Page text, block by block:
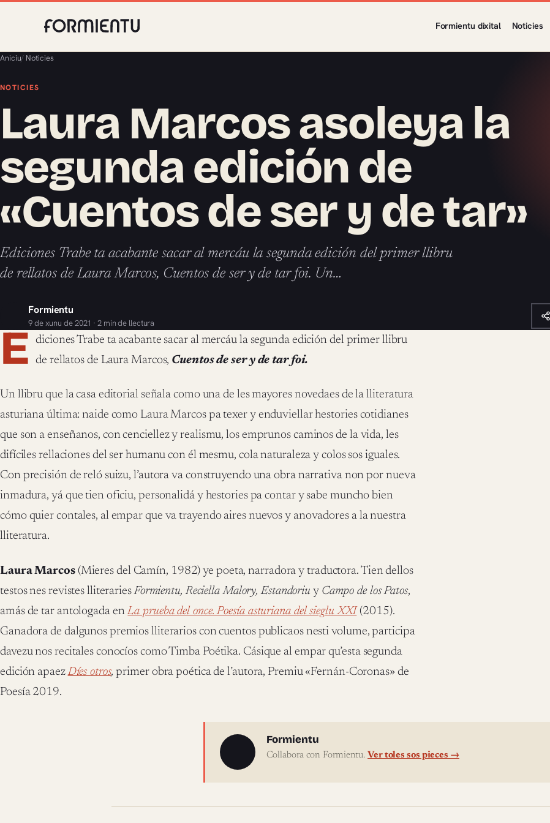
Formientu dixital Noticies
Aniciu/ Noticies
NOTICIES
Laura Marcos asoleya la
segunda edición de
«Cuentos de ser y de tar»
Ediciones Trabe ta acabante sacar al mercáu la segunda edición del primer llibru
de rellatos de Laura Marcos, Cuentos de ser y de tar foi. Un…
Formientu
9 de xunu de 2021 · 2 min de llectura
E diciones Trabe ta acabante sacar al mercáu la segunda edición del primer llibru
de rellatos de Laura Marcos, Cuentos de ser y de tar foi.
Un llibru que la casa editorial señala como una de les mayores novedaes de la lliteratura
asturiana última: naide como Laura Marcos pa texer y enduviellar hestories cotidianes
que son a enseñanos, con cenciellez y realismu, los emprunos caminos de la vida, les
difíciles rellaciones del ser humanu con él mesmu, cola naturaleza y colos sos iguales.
Con precisión de reló suizu, l’autora va construyendo una obra narrativa non por nueva
inmadura, yá que tien oficiu, personalidá y hestories pa contar y sabe muncho bien
cómo quier contales, al empar que va trayendo aires nuevos y anovadores a la nuestra
lliteratura.
Laura Marcos(Mieres del Camín, 1982) ye poeta, narradora y traductora. Tien dellos
testos nes revistes lliterariesFormientu, Reciella Malory, Estandoriu y Campo de los Patos,
amás de tar antologada en La prueba del once. Poesía asturiana del sieglu XXI (2015).
Ganadora de dalgunos premios lliterarios con cuentos publicaos nesti volume, participa
davezu nos recitales conocíos como Timba Poétika. Cásique al empar qu’esta segunda
edición apaezDíes otros, primer obra poética de l’autora, Premiu «Fernán-Coronas» de
Poesía 2019.
Sobre l'autor
Formientu
Collabora con Formientu. Ver toles sos pieces →